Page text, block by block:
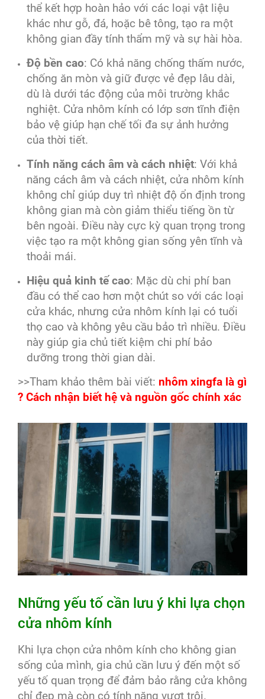
thể kết hợp hoàn hảo với các loại vật liệu
khác như gỗ, đá, hoặc bê tông, tạo ra một
không gian đầy tính thẩm mỹ và sự hài hòa.
Độ bền cao: Có khả năng chống thấm nước,
chống ăn mòn và giữ được vẻ đẹp lâu dài,
dù là dưới tác động của môi trường khắc
nghiệt. Cửa nhôm kính có lớp sơn tĩnh điện
bảo vệ giúp hạn chế tối đa sự ảnh hưởng
của thời tiết.
Tính năng cách âm và cách nhiệt: Với khả
năng cách âm và cách nhiệt, cửa nhôm kính
không chỉ giúp duy trì nhiệt độ ổn định trong
không gian mà còn giảm thiểu tiếng ồn từ
bên ngoài. Điều này cực kỳ quan trọng trong
việc tạo ra một không gian sống yên tĩnh và
thoải mái.
Hiệu quả kinh tế cao: Mặc dù chi phí ban
đầu có thể cao hơn một chút so với các loại
cửa khác, nhưng cửa nhôm kính lại có tuổi
thọ cao và không yêu cầu bảo trì nhiều. Điều
này giúp gia chủ tiết kiệm chi phí bảo
dưỡng trong thời gian dài.
>>Tham khảo thêm bài viết: nhôm xingfa là gì
? Cách nhận biết hệ và nguồn gốc chính xác
Những yếu tố cần lưu ý khi lựa chọn
cửa nhôm kính
Khi lựa chọn cửa nhôm kính cho không gian
sống của mình, gia chủ cần lưu ý đến một số
yếu tố quan trọng để đảm bảo rằng cửa không
chỉ đẹp mà còn có tính năng vượt trội.